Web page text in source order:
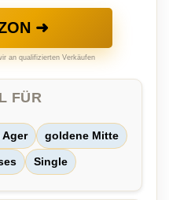
➜
an qualifizierten Verkäufen
FÜR
Ager goldene Mitte
Single